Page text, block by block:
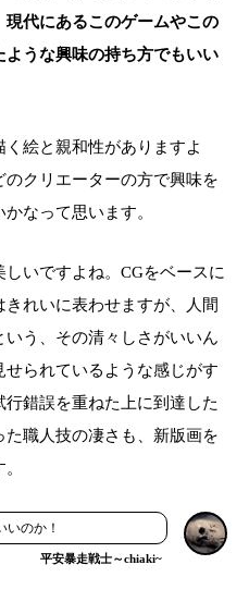
代にあるこのゲームやこの
うな興味の持ち方でもいい
絵と親和性がありますよ
クリエーターの方で興味を
なって思います。
いですよね。CGをベースに
れいに表わせますが、人間
う、その清々しさがいいん
られているような感じがす
錯誤を重ねた上に到達した
職人技の凄さも、新版画を
いのか！
平安暴走戦士～chiaki~